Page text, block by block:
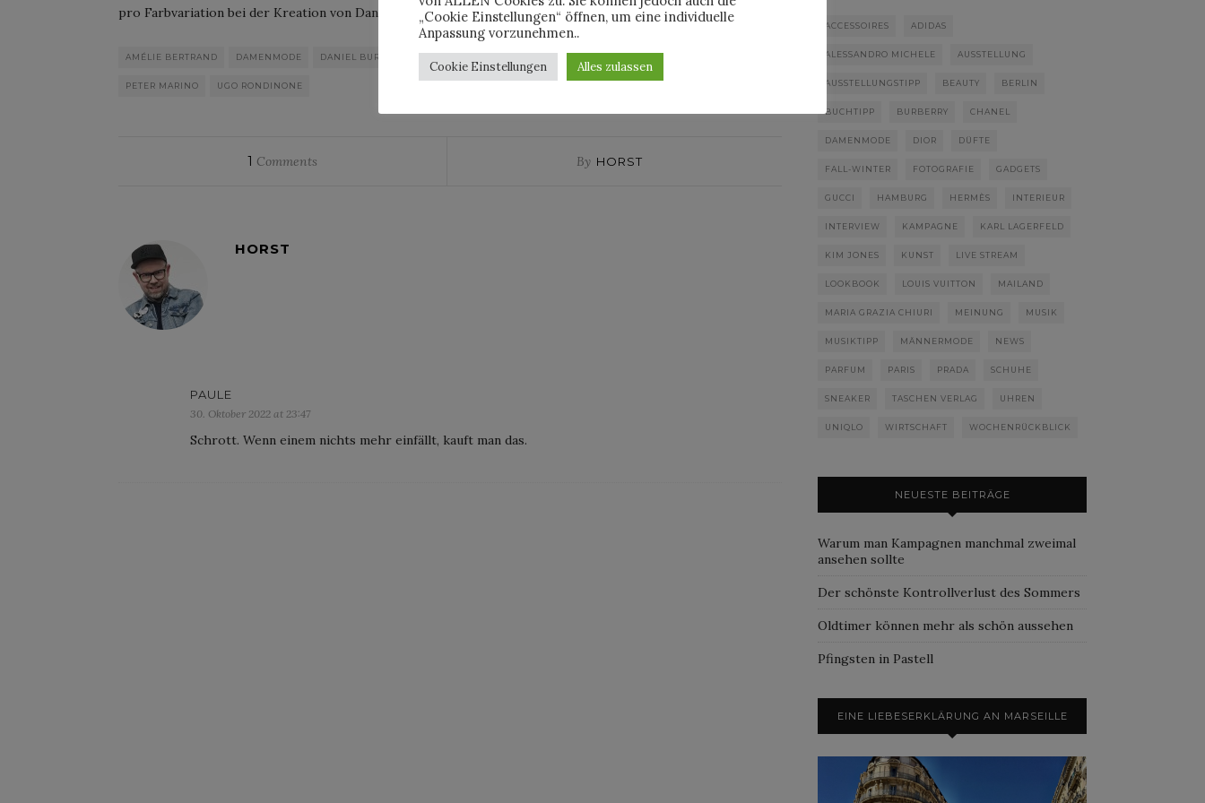
pro Farbvariation bei der Kreation von Daniel Buren).
AMÉLIE BERTRAND DAMENMODE DANIEL BUREN
PETER MARINO UGO RONDINONE
1 Comments By HORST
HORST
PAULE
30. Oktober 2022 at 23:47
Schrott. Wenn einem nichts mehr einfällt, kauft man das.
ACCESSOIRES ADIDAS
ALESSANDRO MICHELE AUSSTELLUNG
AUSSTELLUNGSTIPP BEAUTY BERLIN
BUCHTIPP BURBERRY CHANEL
DAMENMODE DIOR DÜFTE
FALL-WINTER FOTOGRAFIE GADGETS
GUCCI HAMBURG HERMÈS INTERIEUR
INTERVIEW KAMPAGNE KARL LAGERFELD
KIM JONES KUNST LIVE STREAM
LOOKBOOK LOUIS VUITTON MAILAND
MARIA GRAZIA CHIURI MEINUNG MUSIK
MUSIKTIPP MÄNNERMODE NEWS
PARFUM PARIS PRADA SCHUHE
SNEAKER TASCHEN VERLAG UHREN
UNIQLO WIRTSCHAFT WOCHENRÜCKBLICK
NEUESTE BEITRÄGE
Warum man Kampagnen manchmal zweimal
ansehen sollte
Der schönste Kontrollverlust des Sommers
Oldtimer können mehr als schön aussehen
Pfingsten in Pastell
EINE LIEBESERKLÄRUNG AN MARSEILLE
„Cookie Einstellungen“ öffnen, um eine individuelle
Anpassung vorzunehmen..
Cookie Einstellungen Alles zulassen